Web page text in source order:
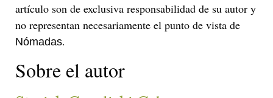
artículo son de exclusiva responsabilidad de su autor y
no representan necesariamente el punto de vista de
Nómadas.
Sobre el autor